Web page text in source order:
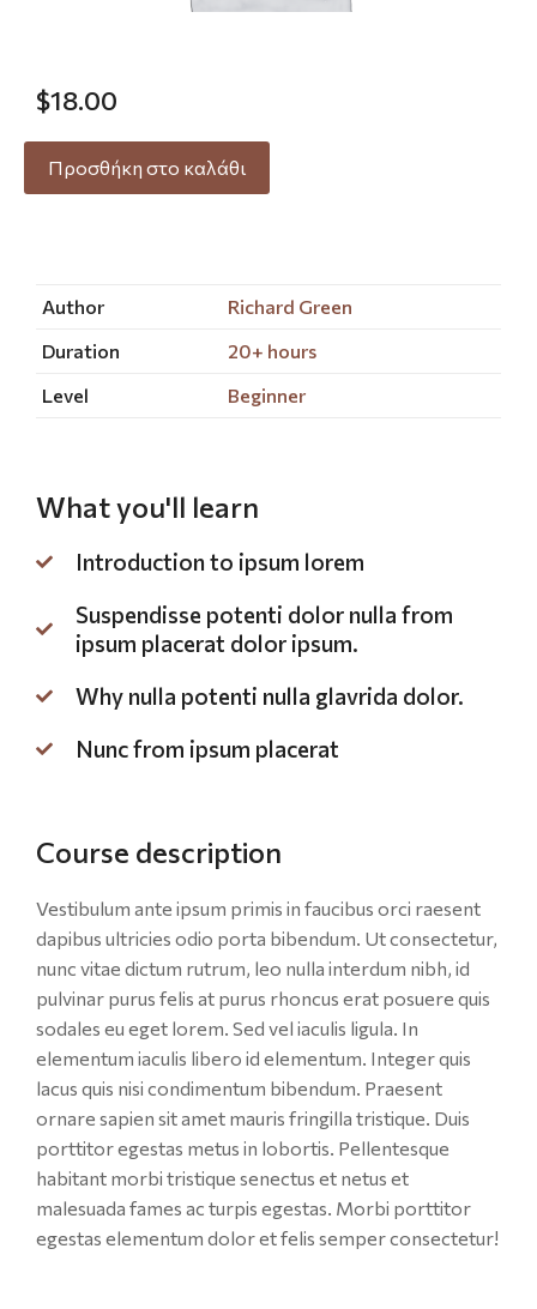
$18.00
Προσθήκη στο καλάθι
Author
Richard Green
Duration
20+ hours
Level
Beginner
What you'll learn
Introduction to ipsum lorem
Suspendisse potenti dolor nulla from
ipsum placerat dolor ipsum.
Why nulla potenti nulla glavrida dolor.
Nunc from ipsum placerat
Course description
Vestibulum ante ipsum primis in faucibus orci raesent
dapibus ultricies odio porta bibendum. Ut consectetur,
nunc vitae dictum rutrum, leo nulla interdum nibh, id
pulvinar purus felis at purus rhoncus erat posuere quis
sodales eu eget lorem. Sed vel iaculis ligula. In
elementum iaculis libero id elementum. Integer quis
lacus quis nisi condimentum bibendum. Praesent
ornare sapien sit amet mauris fringilla tristique. Duis
porttitor egestas metus in lobortis. Pellentesque
habitant morbi tristique senectus et netus et
malesuada fames ac turpis egestas. Morbi porttitor
egestas elementum dolor et felis semper consectetur!